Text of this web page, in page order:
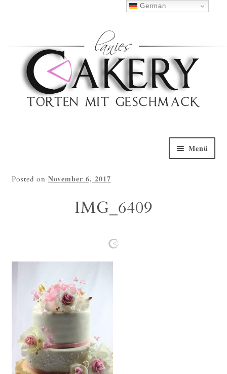
0152 5314 0461 Nach Oben
Menü
Torten Galerie
Posted on November 6, 2017
IMG_6409
German